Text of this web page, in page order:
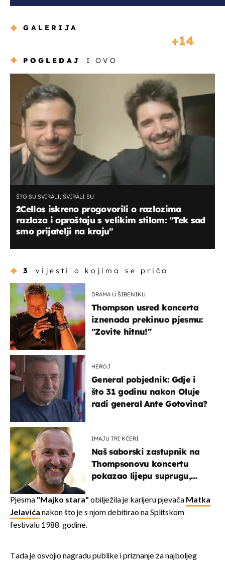
GALERIJA
14
POGLEDAJ I OVO
ŠTO SU SVIRALI, SVIRALI SU
2Cellos iskreno progovorili o razlozima
razlaza i oproštaju s velikim stilom: "Tek sad
smo prijatelji na kraju"
3 vijesti o kojima se priča
DRAMA U ŠIBENIKU
Thompson usred koncerta
iznenada prekinuo pjesmu:
"Zovite hitnu!"
HEROJ
General pobjednik: Gdje i
što 31 godinu nakon Oluje
radi general Ante Gotovina?
IMAJU TRI KĆERI
Naš saborski zastupnik na
Thompsonovu koncertu
pokazao lijepu suprugu,
javnost
Pjesma "Majko stara" obilježila je karijeru pjevača Matka
Jelavića nakon što je s njom debitirao na Splitskom
festivalu 1988. godine.
Tada je osvojio nagradu publike i priznanje za najboljeg